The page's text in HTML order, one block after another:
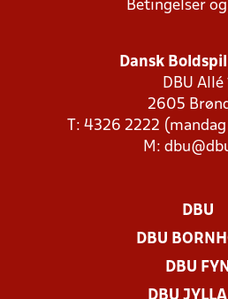
Betingelser
Dansk
DBU Allé
2605
T: 4326 2222
M:
DBU
DBU
DBU FYN